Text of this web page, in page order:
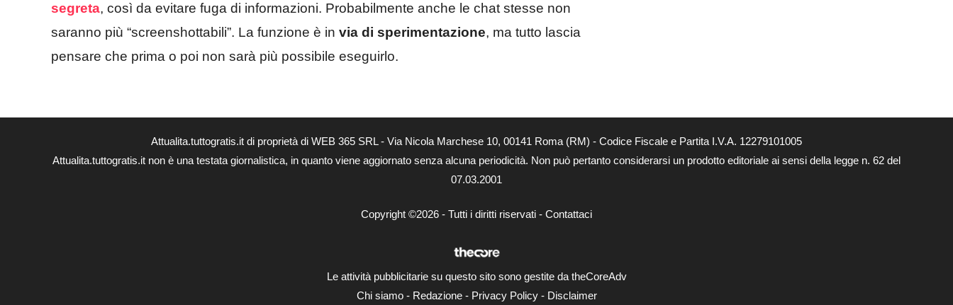
segreta, così da evitare fuga di informazioni. Probabilmente anche le chat stesse non
saranno più “screenshottabili”. La funzione è in via di sperimentazione, ma tutto lascia
pensare che prima o poi non sarà più possibile eseguirlo.
Attualita.tuttogratis.it di proprietà di WEB 365 SRL - Via Nicola Marchese 10, 00141 Roma (RM) - Codice Fiscale e Partita I.V.A. 12279101005
Attualita.tuttogratis.it non è una testata giornalistica, in quanto viene aggiornato senza alcuna periodicità. Non può pertanto considerarsi un prodotto editoriale ai sensi della legge n. 62 del
07.03.2001
Copyright ©2026 - Tutti i diritti riservati - Contattaci
Le attività pubblicitarie su questo sito sono gestite da theCoreAdv
Chi siamo- Redazione- Privacy Policy- Disclaimer